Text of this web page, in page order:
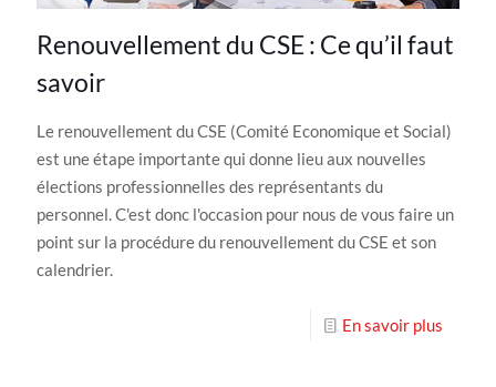
Renouvellement du CSE : Ce qu’il faut
savoir
Le renouvellement du CSE (Comité Economique et Social)
est une étape importante qui donne lieu aux nouvelles
élections professionnelles des représentants du
personnel. C'est donc l'occasion pour nous de vous faire un
point sur la procédure du renouvellement du CSE et son
calendrier.
En savoir plus